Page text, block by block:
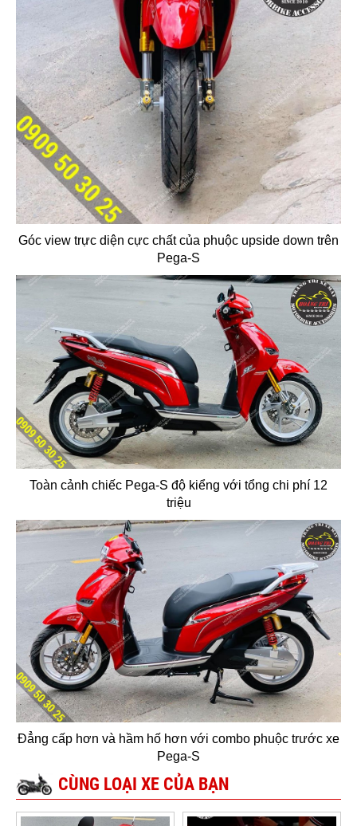
Góc view trực diện cực chất của phuộc upside down trên
Pega-S
Toàn cảnh chiếc Pega-S độ kiểng với tổng chi phí 12
triệu
Đẳng cấp hơn và hầm hố hơn với combo phuộc trước xe
Pega-S
CÙNG LOẠI XE CỦA BẠN